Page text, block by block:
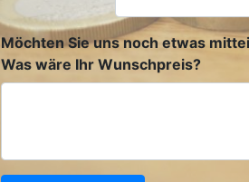
Möchten Sie uns noch etwas
Was wäre Ihr Wunschpreis?